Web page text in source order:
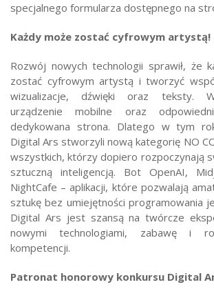
specjalnego formularza dostępnego na
Każdy może zostać cyfrowym artystą!
Rozwój nowych technologii sprawił, że
zostać cyfrowym artystą i tworzyć
wizualizacje, dźwięki oraz teksty.
urządzenie mobilne oraz
dedykowana strona. Dlatego w tym
Digital Ars stworzyli nową kategorię NO
wszystkich, którzy dopiero rozpoczynają
sztuczną inteligencją. Bot OpenAI,
NightCafe – aplikacji, które pozwalają
sztukę bez umiejętności programowania
Digital Ars jest szansą na twórcze
nowymi technologiami, zabawę i
kompetencji.
Patronat honorowy konkursu Digital